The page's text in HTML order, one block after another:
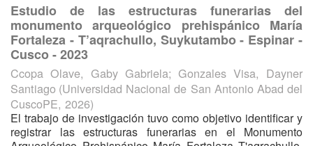
Estudio de las estructuras funerarias del
monumento arqueológico prehispánico María
Fortaleza - T’aqrachullo, Suykutambo - Espinar -
Cusco - 2023
Ccopa Olave, Gaby Gabriela; Gonzales Visa, Dayner
Santiago (Universidad Nacional de San Antonio Abad del
CuscoPE, 2026)
El trabajo de investigación tuvo como objetivo identificar y
registrar las estructuras funerarias en el Monumento